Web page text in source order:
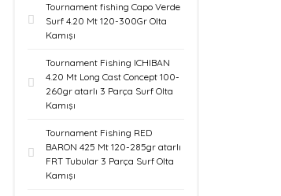
Tournament fishing Capo Verde
Surf 4.20 Mt 120-300Gr Olta
Kamışı
Tournament Fishing ICHIBAN
4.20 Mt Long Cast Concept 100-
260gr atarlı 3 Parça Surf Olta
Kamışı
Tournament Fishing RED
BARON 425 Mt 120-285gr atarlı
FRT Tubular 3 Parça Surf Olta
Kamışı